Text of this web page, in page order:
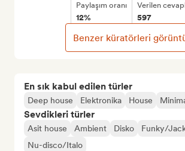
En sık kabul edilen türler
Deep house Elektronika House
Sevdikleri türler
Asit house Ambient Disko
Funky/
Nu-disco/Italo
Paylaşım oranı
12%
Verilen
597
Benzer küratörleri